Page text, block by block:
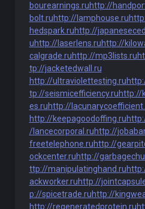
bourearnings.ruhttp://
bolt.ruhttp://lamphouse.ru
hedspark.ruhttp://
uhttp://laserlens.ruhttp://
calgrade.ruhttp://mp3lists.ru
tp://jacketedwall.ru
http://ultraviolettesting.ru
tp://seismicefficiency.ruhttp://
es.ruhttp://
http://keepagoodoffing.ru
/lancecorporal.ruhttp://
freetelephone.ruhttp://
ockcenter.ruhttp://
ttp://manipulatinghand.ru
ackworker.ruhttp://
p://spicetrade.ruhttp://
http://regeneratedprotein.ru